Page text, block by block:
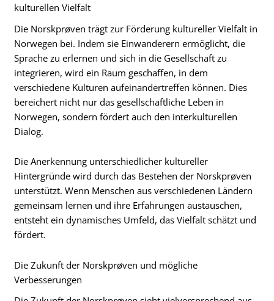
kulturellen Vielfalt
Die Norskprøven trägt zur Förderung kultureller Vielfalt in
Norwegen bei. Indem sie Einwanderern ermöglicht, die
Sprache zu erlernen und sich in die Gesellschaft zu
integrieren, wird ein Raum geschaffen, in dem
verschiedene Kulturen aufeinandertreffen können. Dies
bereichert nicht nur das gesellschaftliche Leben in
Norwegen, sondern fördert auch den interkulturellen
Dialog.
Die Anerkennung unterschiedlicher kultureller
Hintergründe wird durch das Bestehen der Norskprøven
unterstützt. Wenn Menschen aus verschiedenen Ländern
gemeinsam lernen und ihre Erfahrungen austauschen,
entsteht ein dynamisches Umfeld, das Vielfalt schätzt und
fördert.
Die Zukunft der Norskprøven und mögliche
Verbesserungen